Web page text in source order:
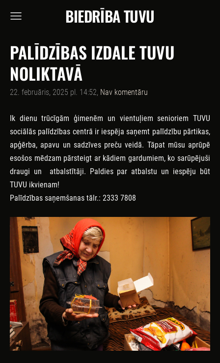
BIEDRĪBA TUVU
PALĪDZĪBAS IZDALE TUVU
NOLIKTAVĀ
22. februāris, 2025 pl. 14:52, Nav komentāru
Ik dienu trūcīgām ģimenēm un vientuļiem senioriem TUVU
sociālās palīdzības centrā ir iespēja saņemt palīdzību pārtikas,
apģērba, apavu un sadzīves preču veidā. Tāpat mūsu aprūpē
esošos mēdzam pārsteigt ar kādiem gardumiem, ko sarūpējuši
draugi un atbalstītāji. Paldies par atbalstu un iespēju būt
TUVU ikvienam!
Palīdzības saņemšanas tālr.: 2333 7808